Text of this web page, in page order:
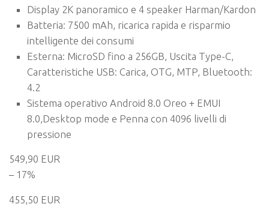
Display 2K panoramico e 4 speaker Harman/Kardon
Batteria: 7500 mAh, ricarica rapida e risparmio
intelligente dei consumi
Esterna: MicroSD fino a 256GB, Uscita Type-C,
Caratteristiche USB: Carica, OTG, MTP, Bluetooth:
4.2
Sistema operativo Android 8.0 Oreo + EMUI
8.0,Desktop mode e Penna con 4096 livelli di
pressione
549,90 EUR
– 17%
455,50 EUR